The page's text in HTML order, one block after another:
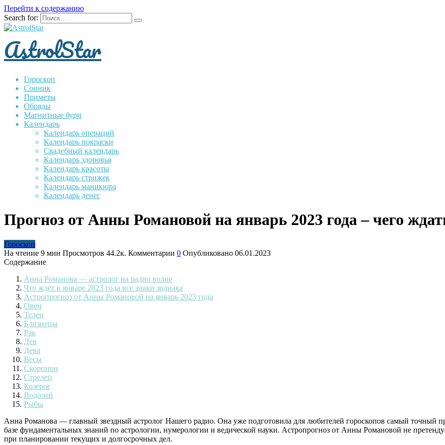
Перейти к содержанию
Search for:
AstrolStar
Гороскоп
Сонник
Приметы
Обряды
Магнитные бури
Календарь
Календарь операций
Календарь покраски
Свадебный календарь
Календарь здоровья
Календарь красоты
Календарь стрижек
Календарь маникюра
Календарь денег
Прогноз от Анны Романовой на январь 2023 года – чего
Гороскоп
На чтение 9 мин Просмотров 44.2к. Комментарии 0 Опубликовано 06.01.2023
Содержание
Анна Романова — астролог на радио волне
Что ждёт в январе 2023 года все знаки зодиака
Астропрогноз от Анны Романовой на январь 2023 года
Овен
Телец
Близнецы
Рак
Лев
Дева
Весы
Скорпион
Стрелец
Козерог
Водолей
Рыбы
Анна Романова — главный звездный астролог Нашего радио. Она уже подготовила для любителей гороскопов самый точный
базе фундаментальных знаний по астрологии, нумерологии и ведической науки. Астропрогноз от Анны Романовой не
при планировании текущих и долгосрочных дел.